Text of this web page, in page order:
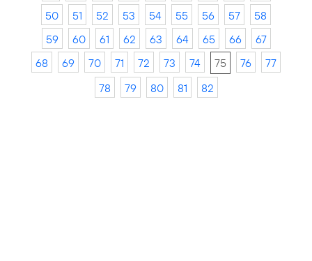
50
51 52 53 54 55 56 57
58
59
60 61 62 63 64 65 66
67
68
69 70 71 72 73 74 75 76
77
78
79 80 81 82